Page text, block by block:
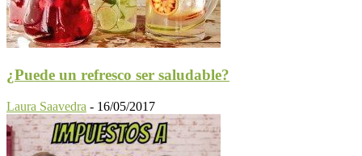
¿Puede un refresco ser saludable?
Laura Saavedra - 16/05/2017